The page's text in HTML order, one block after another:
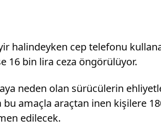
halindeyken cep telefonu
16 bin lira ceza öngörülüyor.
neden olan sürücülerin
bu amaçla araçtan inen kişilere
edilecek.